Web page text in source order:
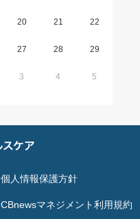
20 21 22
27 28 29
3 4 5
個人情報保護方針
CBnewsマネジメント利用規約